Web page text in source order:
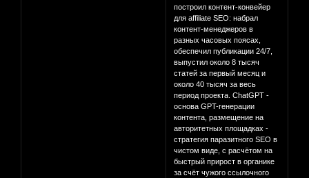
построил контент-конвейер
для affiliate SEO: набрал
контент-менеджеров в
разных часовых поясах,
обеспечил публикации 24/7,
выпустил около 8 тысяч
статей за первый месяц и
около 40 тысяч за весь
период проекта. ChatGPT -
основа GPT-генерации
контента, размещение на
авторитетных площадках -
стратегия паразитного SEO в
чистом виде, с расчётом на
быстрый прирост в органике
за счёт чужого ссылочного